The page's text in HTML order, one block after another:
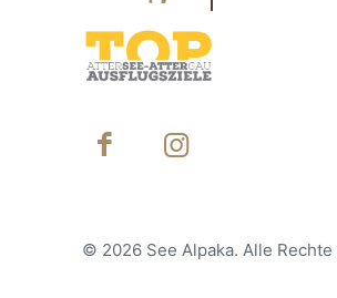
© 2026 See Alpaka. Alle